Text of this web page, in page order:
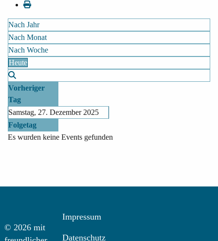
Nach Jahr
Nach Monat
Nach Woche
Heute
Vorheriger
Tag
Samstag, 27. Dezember 2025
Folgetag
Es wurden keine Events gefunden
© 2026 mit
Impressum
Datenschutz